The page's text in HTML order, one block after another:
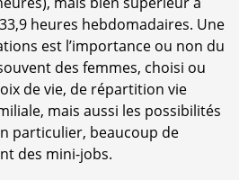
heures hebdomadaires. Une
est l’importance ou non du
des femmes, choisi ou
de vie, de répartition vie
mais aussi les possibilités
particulier, beaucoup de
des mini-jobs.